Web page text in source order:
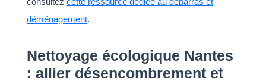
déménagement.
Nettoyage écologique Nantes
: allier désencombrement et